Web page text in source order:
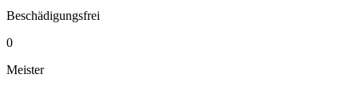
Beschädigungsfrei
0
Meister